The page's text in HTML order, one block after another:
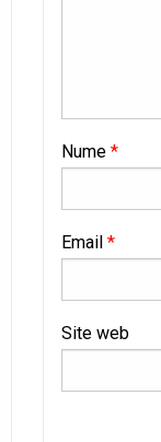
Nume *
Email *
Site web